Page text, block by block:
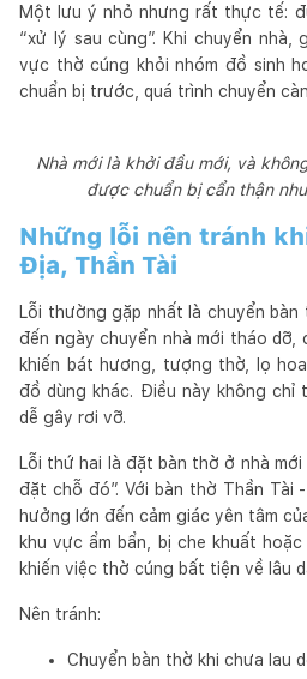
Một lưu ý nhỏ nhưng rất thực tế:
“xử lý sau cùng”. Khi chuyển nhà,
vực thờ cúng khỏi nhóm đồ sinh
chuẩn bị trước, quá trình chuyển
Nhà mới là khởi đầu mới, và
được chuẩn bị cẩn thận
Những lỗi nên tránh
Địa, Thần Tài
Lỗi thường gặp nhất là chuyển bàn
đến ngày chuyển nhà mới tháo dỡ,
khiến bát hương, tượng thờ, lọ
đồ dùng khác. Điều này không chỉ
dễ gây rơi vỡ.
Lỗi thứ hai là đặt bàn thờ ở nhà
đặt chỗ đó”. Với bàn thờ Thần
hưởng lớn đến cảm giác yên tâm
khu vực ẩm bẩn, bị che khuất
khiến việc thờ cúng bất tiện về lâu
Nên tránh:
Chuyển bàn thờ khi chưa lau